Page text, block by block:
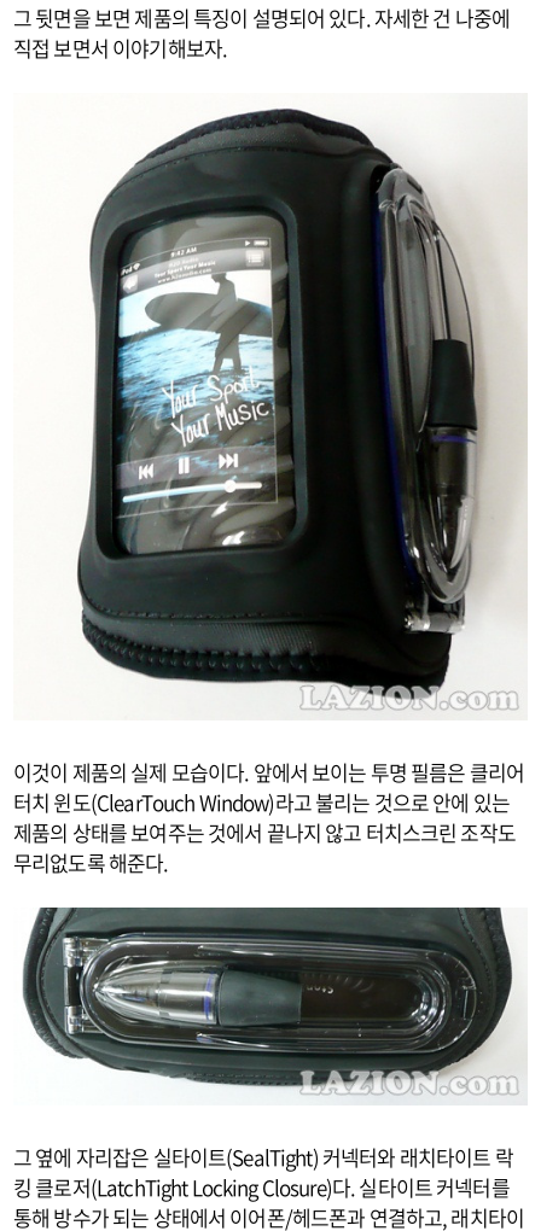
그 뒷면을 보면 제품의 특징이 설명되어 있다. 자세한 건 나중에
직접 보면서 이야기해보자.
이것이 제품의 실제 모습이다. 앞에서 보이는 투명 필름은 클리어
터치 윈도(ClearTouch Window)라고 불리는 것으로 안에 있는
제품의 상태를 보여주는 것에서 끝나지 않고 터치스크린 조작도
무리없도록 해준다.
그 옆에 자리잡은 실타이트(SealTight) 커넥터와 래치타이트 락
킹 클로저(LatchTight Locking Closure)다. 실타이트 커넥터를
통해 방수가 되는 상태에서 이어폰/헤드폰과 연결하고, 래치타이